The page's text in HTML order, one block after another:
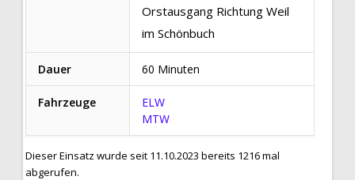
Orstausgang Richtung Weil
im Schönbuch
Dauer 60 Minuten
Fahrzeuge
ELW
MTW
Dieser Einsatz wurde seit 11.10.2023 bereits 1216 mal
abgerufen.